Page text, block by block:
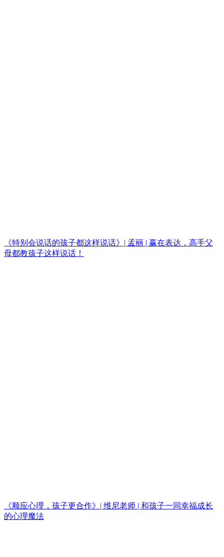
《特别会说话的孩子都这样说话》| 孟丽 | 赢在表达，高手父
母都教孩子这样说话！
《顺应心理，孩子更合作》| 维尼老师 | 和孩子一同幸福成长
的心理魔法